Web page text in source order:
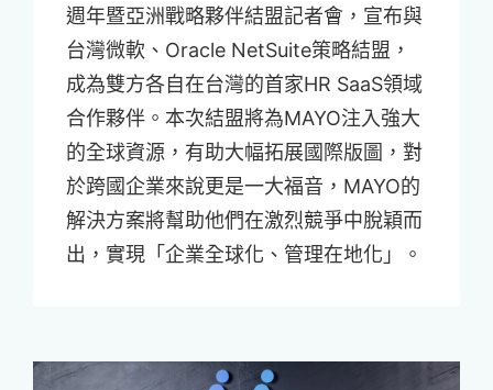
週年暨亞洲戰略夥伴結盟記者會，宣布與
台灣微軟、Oracle NetSuite策略結盟，
成為雙方各自在台灣的首家HR SaaS領域
合作夥伴。本次結盟將為MAYO注入強大
的全球資源，有助大幅拓展國際版圖，對
於跨國企業來說更是一大福音，MAYO的
解決方案將幫助他們在激烈競爭中脫穎而
出，實現「企業全球化、管理在地化」。